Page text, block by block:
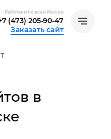
Работаем по всей России
(473) 205-90-47
Заказать сайт
и помогаем
в